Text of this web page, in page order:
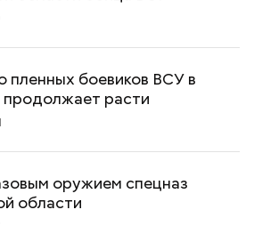
пленных боевиков ВСУ в
продолжает расти
оружием спецназ
области